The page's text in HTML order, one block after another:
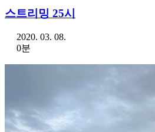
스트리밍 25시
2020. 03. 08.
0분